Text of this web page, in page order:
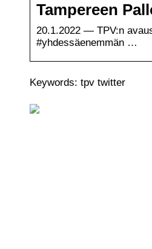
Tampereen
20.1.2022 — TPV:n
#yhdessäenemmän …
Keywords: tpv twitter